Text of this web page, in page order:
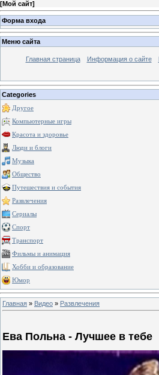
[Мой сайт]
Форма входа
Меню сайта
Главная страница Информация о сайте
Categories
Другое
Компьютерные игры
Красота и здоровье
Люди и блоги
Музыка
Общество
Путешествия и события
Развлечения
Сериалы
Спорт
Транспорт
Фильмы и анимация
Хобби и образование
Юмор
Главная » Видео » Развлечения
Ева Польна - Лучшее в тебе